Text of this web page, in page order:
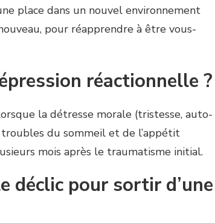
place dans un nouvel environnement
pour réapprendre à être vous-
réactionnelle ?
la détresse morale (tristesse, auto-
du sommeil et de l’appétit
mois après le traumatisme initial.
déclic pour sortir d’une